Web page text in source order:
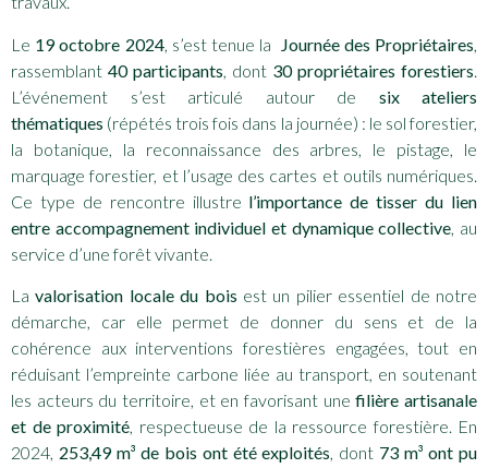
Le 19 octobre 2024, s’est tenue la Journée des Propriétaires
rassemblant 40 participants , dont 30 propriétaires forestiers
L’événement s’est articulé autour de six ateliers
thématiques (répétés trois fois dans la journée) : le sol forestier,
la botanique, la reconnaissance des arbres, le pistage, le
marquage forestier, et l’usage des cartes et outils numériques.
Ce type de rencontre illustre l’importance de tisser du lien
entre accompagnement individuel et dynamique collective , au
service d’une forêt vivante.
Lavalorisation locale du bois est un pilier essentiel de notre
démarche, car elle permet de donner du sens et de la
cohérence aux interventions forestières engagées, tout en
réduisant l’empreinte carbone liée au transport, en soutenant
les acteurs du territoire, et en favorisant unefilière artisanale
et de proximité, respectueuse de la ressource forestière. En
2024, 253,49 m³ de bois ont été exploités, dont 73 m³ ont pu